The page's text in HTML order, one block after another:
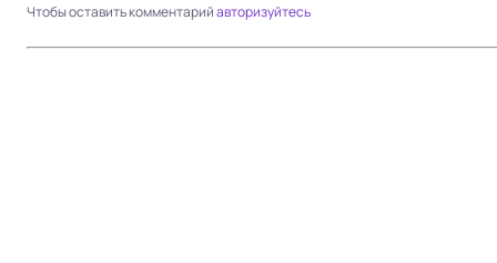
Чтобы оставить комментарийавторизуйтесь